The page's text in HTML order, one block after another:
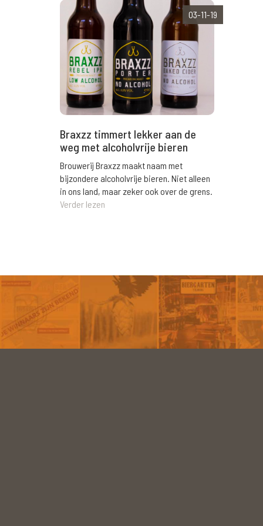
03-11-19
Braxzz timmert lekker aan de
weg met alcoholvrije bieren
Brouwerij Braxzz maakt naam met
bijzondere alcoholvrije bieren. Niet alleen
in ons land, maar zeker ook over de grens.
Verder lezen